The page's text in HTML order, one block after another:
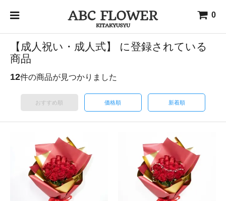
0
【成人祝い・成人式】 に登録されている
商品
12件の商品が見つかりました
おすすめ順 価格順 新着順